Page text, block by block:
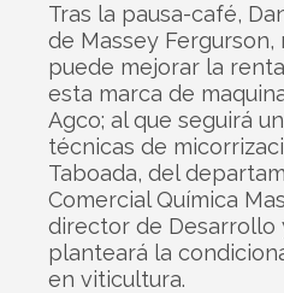
Tras la pausa-café,
de Massey
puede mejorar la
esta marca de
Agco; al que seguirá
técnicas de
Taboada, del
Comercial Química
director de Desarrollo
planteará la
en viticultura.